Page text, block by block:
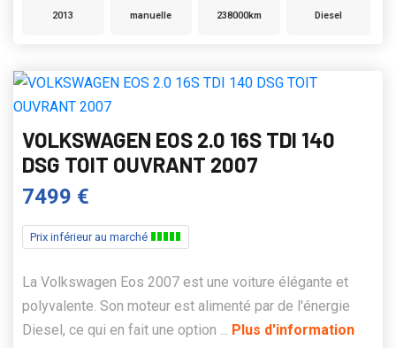
2013 manuelle 238000km Diesel
VOLKSWAGEN EOS 2.0 16S TDI 140
DSG TOIT OUVRANT 2007
7499 €
Prix inférieur au marché
La Volkswagen Eos 2007 est une voiture élégante et
polyvalente. Son moteur est alimenté par de l'énergie
Diesel, ce qui en fait une option ... Plus d'information